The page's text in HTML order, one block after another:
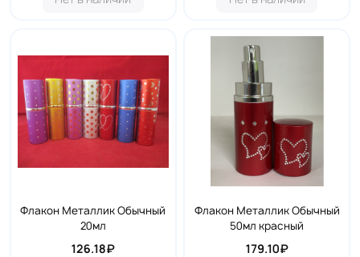
Флакон Металлик Обычный
20мл
126.18₽
Флакон Металлик Обычный
50мл красный
179.10₽